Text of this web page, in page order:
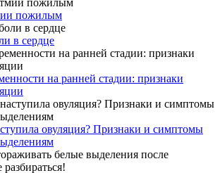
пожилым
в сердце
на ранней стадии: признаки
овуляция? Признаки и симптомы